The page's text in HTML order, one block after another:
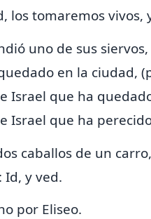
los tomaremos
uno de sus
en la ciudad,
Israel que ha
Israel que ha
caballos de un
Id, y ved.
por Eliseo.